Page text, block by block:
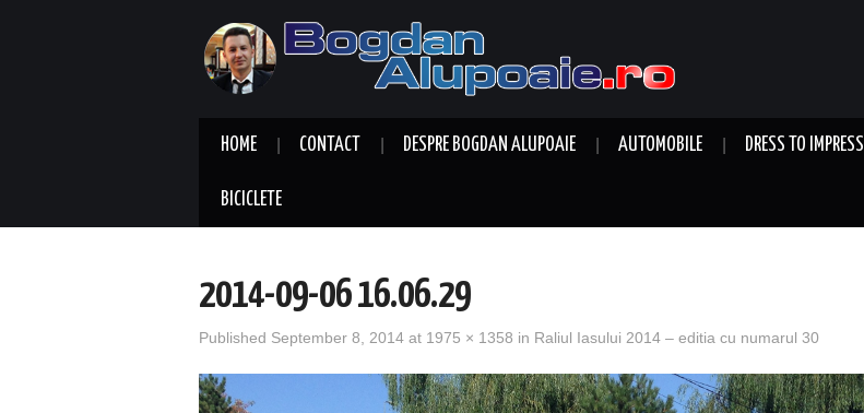
HOME CONTACT DESPRE BOGDAN ALUPOAIE AUTOMOBILE DRESS TO IMPRESS
BICICLETE
2014-09-06 16.06.29
Published September 8, 2014 at 1975 × 1358 in Raliul Iasului 2014 – editia cu numarul 30